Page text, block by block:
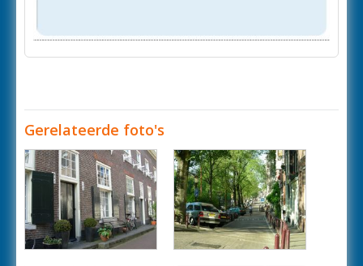
Gerelateerde foto's